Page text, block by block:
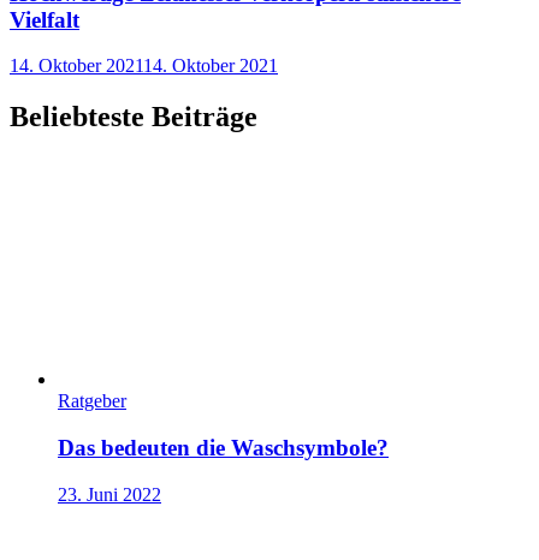
Vielfalt
14. Oktober 202114. Oktober 2021
Beliebteste Beiträge
Ratgeber
Das bedeuten die Waschsymbole?
23. Juni 2022